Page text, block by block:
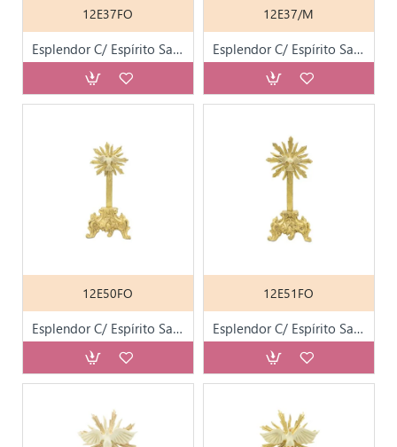
12E37FO
Esplendor C/ Espírito Santo C/ Base Folha de Ouro
12E37/M
Esplendor C/ Espírito Santo C/ Base Folha de Ouro
12E50FO
Esplendor C/ Espírito Santo C/ Base Folha de Ouro
12E51FO
Esplendor C/ Espírito Santo C/ Base Folha de Ouro